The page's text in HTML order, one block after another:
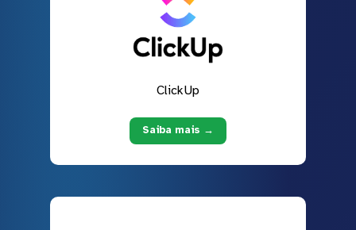
ClickUp
Saiba mais →